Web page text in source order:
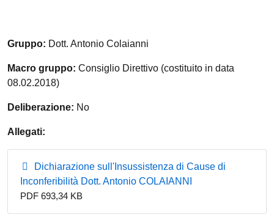
Gruppo: Dott. Antonio Colaianni
Macro gruppo: Consiglio Direttivo (costituito in data
08.02.2018)
Deliberazione: No
Allegati:
Dichiarazione sull'Insussistenza di Cause di
Inconferibilità Dott. Antonio COLAIANNI
PDF 693,34 KB